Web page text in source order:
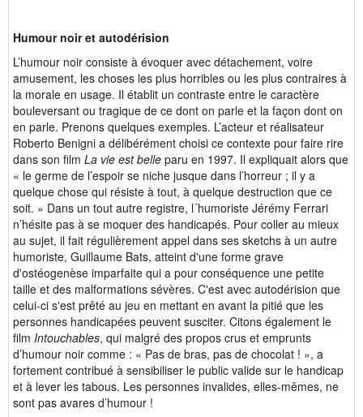
Humour noir et autodérision
L’humour noir consiste à évoquer avec détachement, voire
amusement, les choses les plus horribles ou les plus contraires à
la morale en usage. Il établit un contraste entre le caractère
bouleversant ou tragique de ce dont on parle et la façon dont on
en parle. Prenons quelques exemples. L’acteur et réalisateur
Roberto Benigni a délibérément choisi ce contexte pour faire rire
dans son film La vie est belle paru en 1997. Il expliquait alors que
« le germe de l’espoir se niche jusque dans l’horreur ; il y a
quelque chose qui résiste à tout, à quelque destruction que ce
soit. » Dans un tout autre registre, l´humoriste Jérémy Ferrari
n’hésite pas à se moquer des handicapés. Pour coller au mieux
au sujet, il fait régulièrement appel dans ses sketchs à un autre
humoriste, Guillaume Bats, atteint d'une forme grave
d'ostéogenèse imparfaite qui a pour conséquence une petite
taille et des malformations sévères. C'est avec autodérision que
celui-ci s'est prêté au jeu en mettant en avant la pitié que les
personnes handicapées peuvent susciter. Citons également le
film Intouchables, qui malgré des propos crus et emprunts
d’humour noir comme : « Pas de bras, pas de chocolat ! », a
fortement contribué à sensibiliser le public valide sur le handicap
et à lever les tabous. Les personnes invalides, elles-mêmes, ne
sont pas avares d’humour !